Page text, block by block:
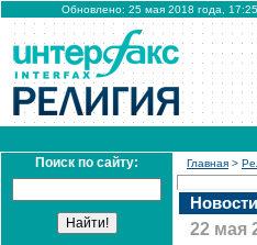
Обновлено: 25 мая 2018 года,
Поиск по сайту: Главная >
Новости
22 мая